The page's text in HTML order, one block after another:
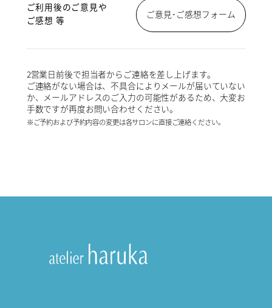
ご利用後のご意見や
ご感想 等
ご意見･ご感想フォーム
2営業日前後で担当者からご連絡を差し上げます。
ご連絡がない場合は、不具合によりメールが届いていない
か、メールアドレスのご入力の可能性があるため、大変お
手数ですが再度お問い合わせください。
※ご予約および予約内容の変更は各サロンに直接ご連絡ください。